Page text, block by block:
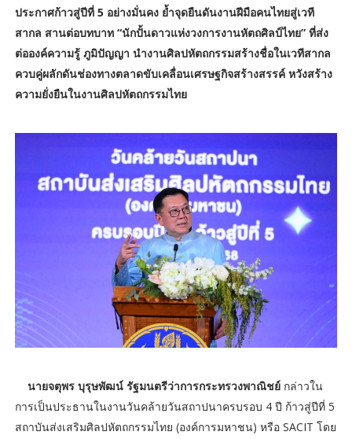
ประกาศก้าวสู่ปีที่ 5 อย่างมั่นคง ย้ำจุดยืนดันงานฝีมือคนไทยสู่เวที
สากล สานต่อบทบาท “นักปั้นดาวแห่งวงการงานหัตถศิลป์ไทย” ที่ส่ง
ต่อองค์ความรู้ ภูมิปัญญา นำงานศิลปหัตถกรรมสร้างชื่อในเวทีสากล
ควบคู่ผลักดันช่องทางตลาดขับเคลื่อนเศรษฐกิจสร้างสรรค์ หวังสร้าง
ความยั่งยืนในงานศิลปหัตถกรรมไทย
นายจตุพร บุรุษพัฒน์ รัฐมนตรีว่าการกระทรวงพาณิชย์ กล่าวใน
การเป็นประธานในงานวันคล้ายวันสถาปนาครบรอบ 4 ปี ก้าวสู่ปีที่ 5
สถาบันส่งเสริมศิลปหัตถกรรมไทย (องค์การมหาชน) หรือ SACIT โดย